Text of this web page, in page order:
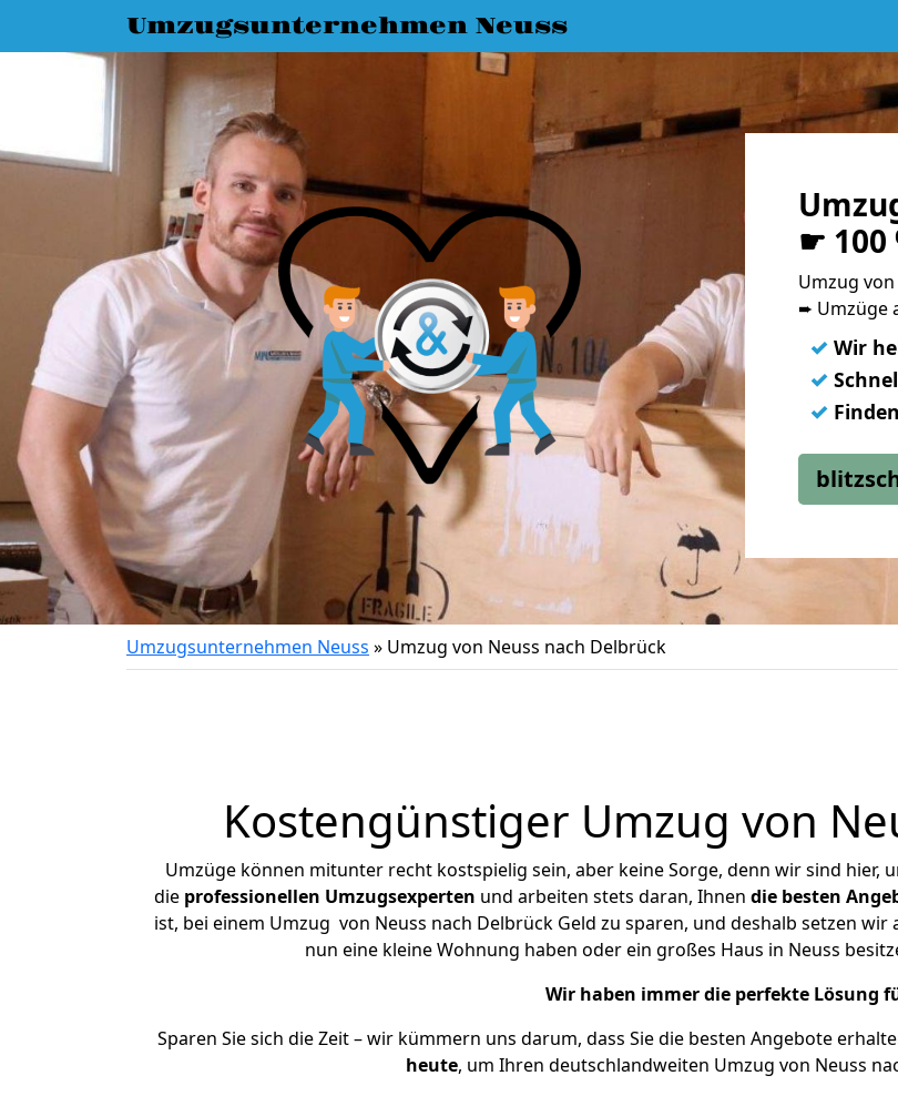
Umzugsunternehmen Neuss
☛ 100
Umzug
➨ Umzüge
✓ Wir
✓
✓
Umzugsunternehmen Neuss » Umzug von Neuss nach Delbrück
Kostengünstiger Umzug von
Umzüge können mitunter recht kostspielig sein, aber keine Sorge, denn wir sind hier,
die professionellen Umzugsexperten und arbeiten stets daran, Ihnen die besten
ist, bei einem Umzug von Neuss nach Delbrück Geld zu sparen, und deshalb setzen
nun eine kleine Wohnung haben oder ein großes Haus in Neuss
Wir haben immer die perfekte Lösung
Sparen Sie sich die Zeit – wir kümmern uns darum, dass Sie die besten Angebote
heute, um Ihren deutschlandweiten Umzug von Neuss